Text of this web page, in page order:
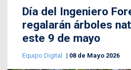
Día del Ingeniero
regalarán árboles
este 9 de mayo
Equipo Digital 08 de Mayo 2026